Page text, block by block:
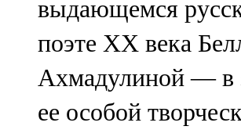
Чирмешән
107,7 FM
Чистай
103,0 FM
выдающемся
поэте ХХ века
Ахмадулиной — в
ее особой